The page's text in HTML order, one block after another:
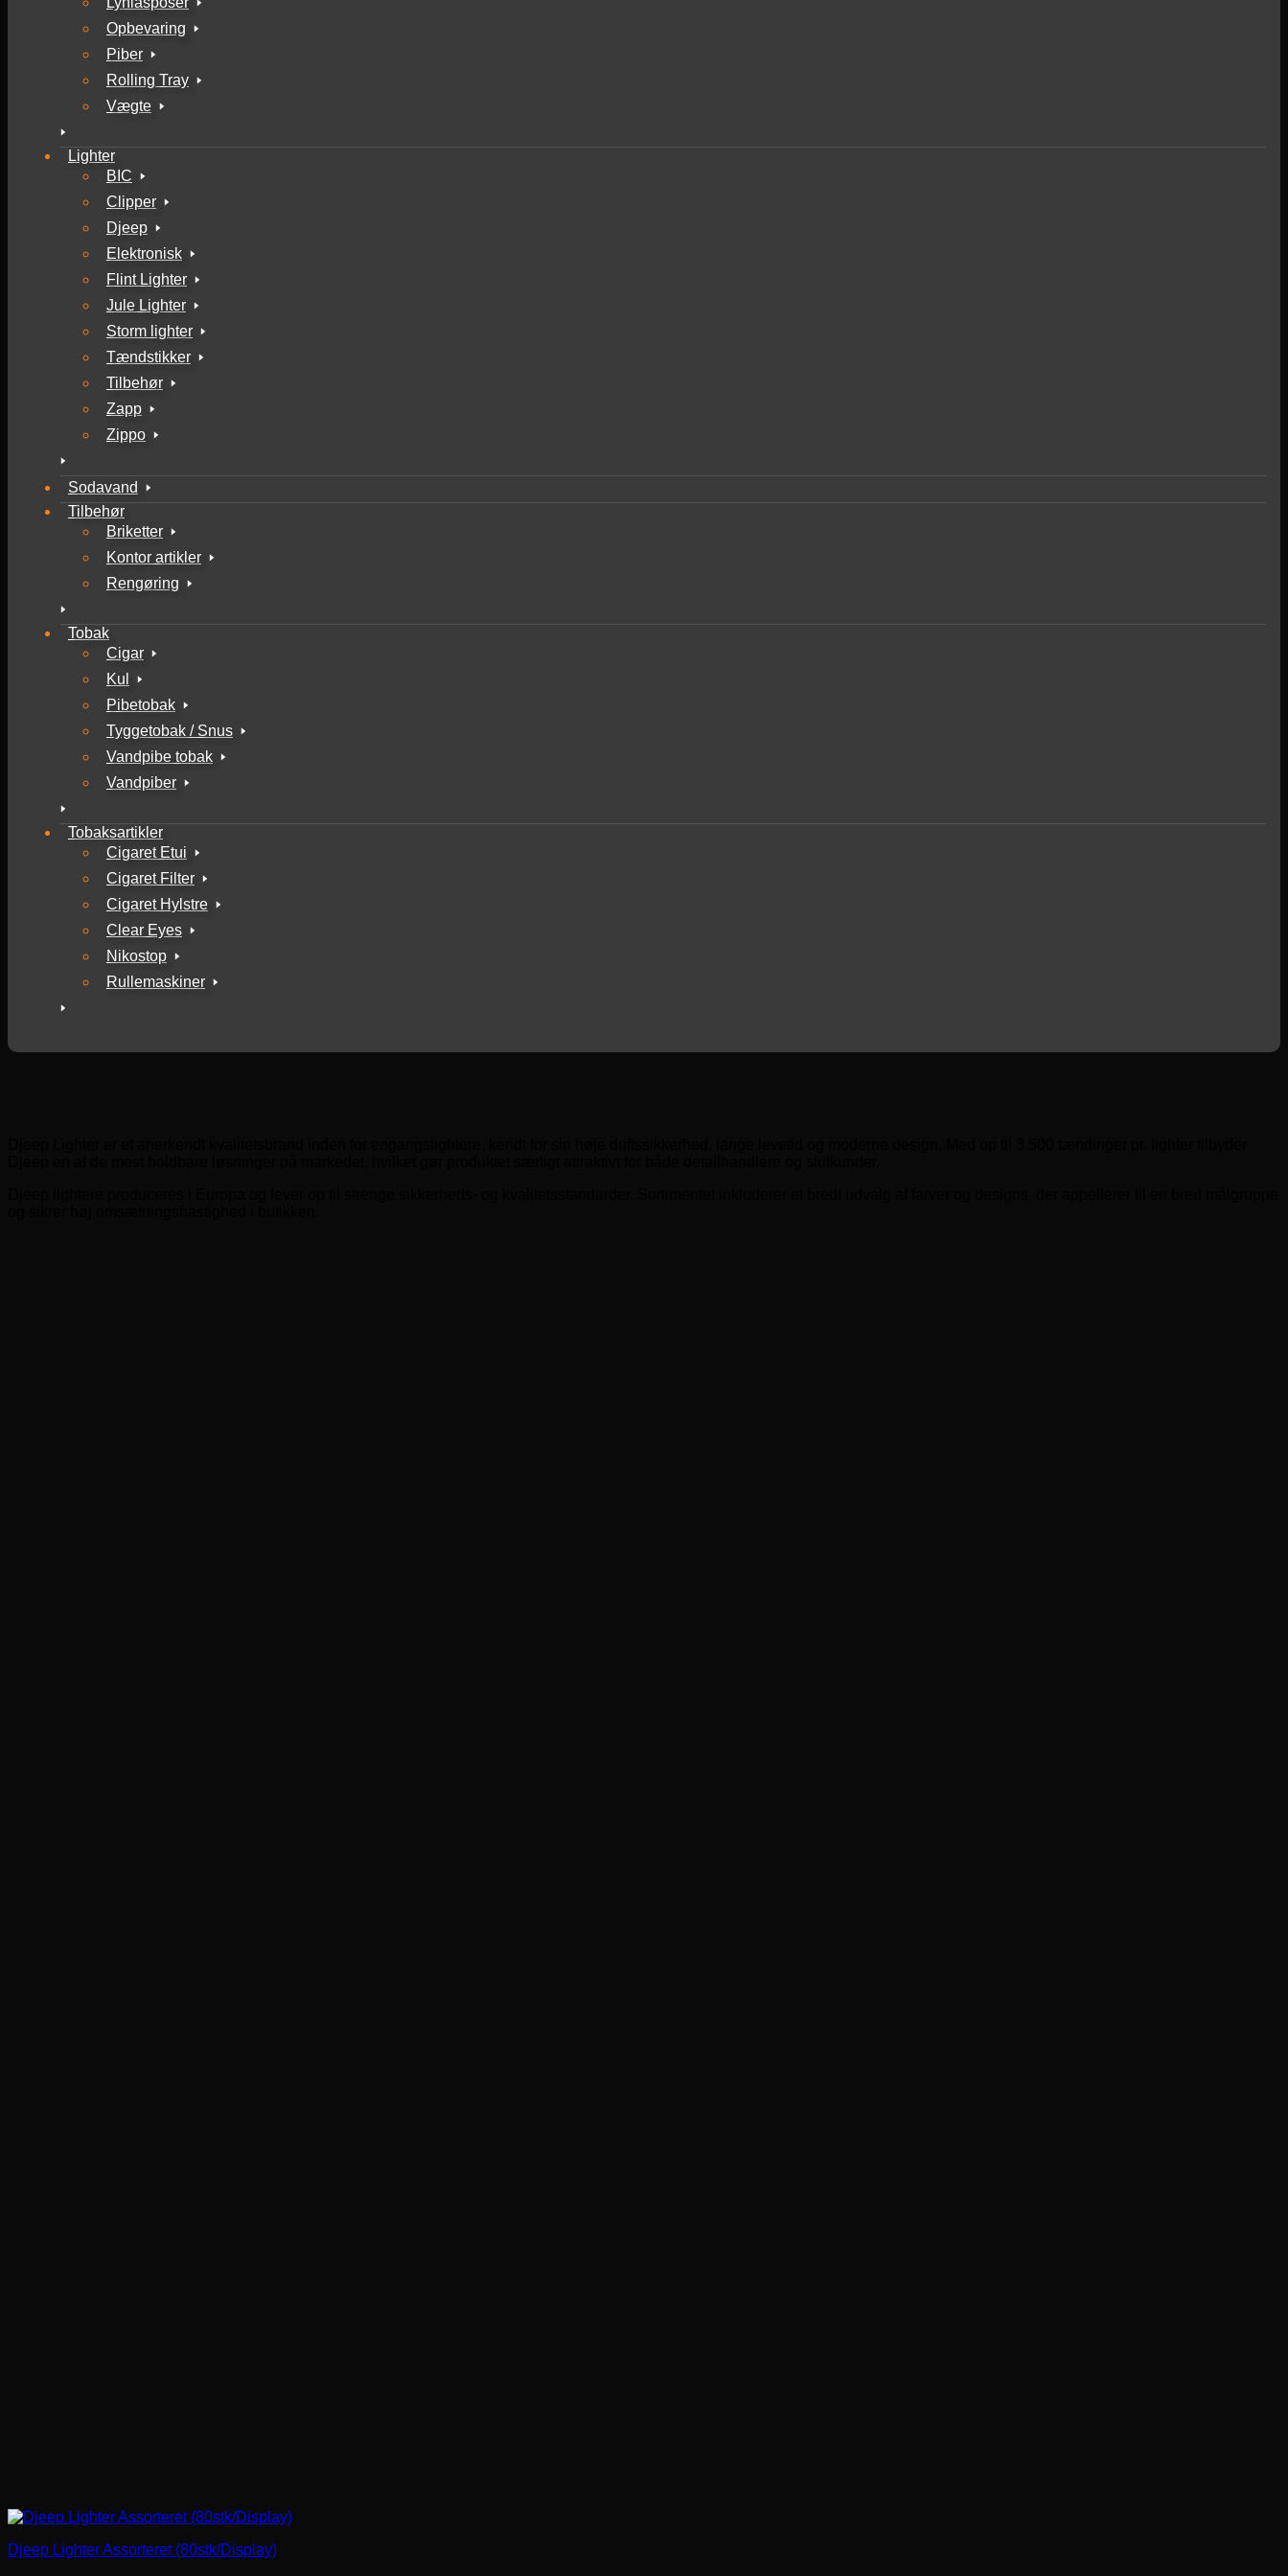
Opbevaring
Piber
Rolling Tray
Vægte
Lighter
BIC
Clipper
Djeep
Elektronisk
Flint Lighter
Jule Lighter
Storm lighter
Tændstikker
Tilbehør
Zapp
Zippo
Sodavand
Tilbehør
Briketter
Kontor artikler
Rengøring
Tobak
Cigar
Kul
Pibetobak
Tyggetobak / Snus
Vandpibe tobak
Vandpiber
Tobaksartikler
Cigaret Etui
Cigaret Filter
Cigaret Hylstre
Clear Eyes
Nikostop
Rullemaskiner
Djeep Lighter Assorteret (80stk/Display)